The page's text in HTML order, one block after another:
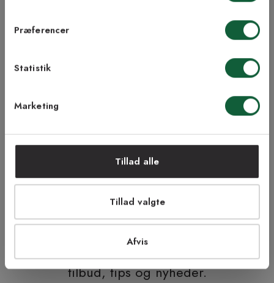
Præferencer
Statistik
Marketing
Tillad alle
Tillad valgte
Afvis
FRI RETUR
Tilmeld dig vores nyhedsbrev og få
tilbud, tips og nyheder.
Samtykke til Kilands vilkår
modtage nyhedsbreve fra Kilands